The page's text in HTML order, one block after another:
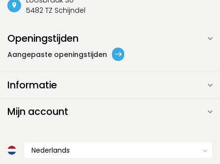
5482 TZ Schijndel
Openingstijden
Aangepaste openingstijden
Informatie
Mijn account